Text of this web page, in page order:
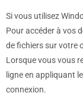
Si vous utilisez
Pour accéder à vos
de fichiers sur votre
Lorsque vous vous
ligne en appliquant
connexion.